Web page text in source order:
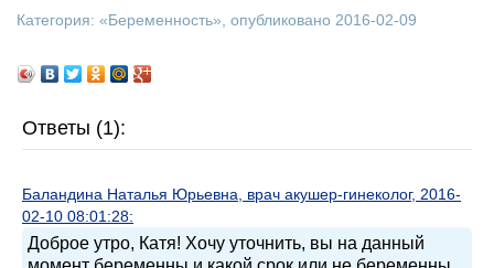
Категория: «Беременность», опубликовано 2016-02-09
Ответы (1):
Баландина Наталья Юрьевна, врач акушер-гинеколог, 2016-
02-10 08:01:28:
Доброе утро, Катя! Хочу уточнить, вы на данный